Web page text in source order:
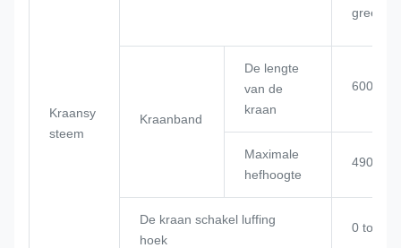
Kraansy
steem
greep
Kraanband
De lengte
van de
kraan
6000
Maximale
hefhoogte
4909
De kraan schakel luffing
hoek
0 tot 85°